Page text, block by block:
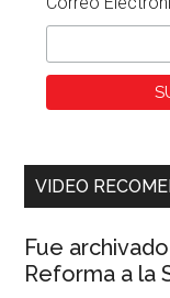
VIDEO
Fue
Reforma a la